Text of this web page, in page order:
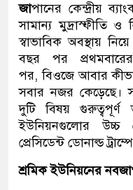
জাপানের কেন্দ্রীয়
সামান্য মুদ্রাস্ফীতি ও
স্বাভাবিক অবস্থায়
বছর পর
পর, বিওজে আবার
সবার নজর কেড়েছে।
দুটি বিষয় গুরুত্বপূর্ণ
ইউনিয়নগুলোর উচ্চ
প্রেসিডেন্ট ডোনাল্ড
শ্রমিক ইউনিয়নের